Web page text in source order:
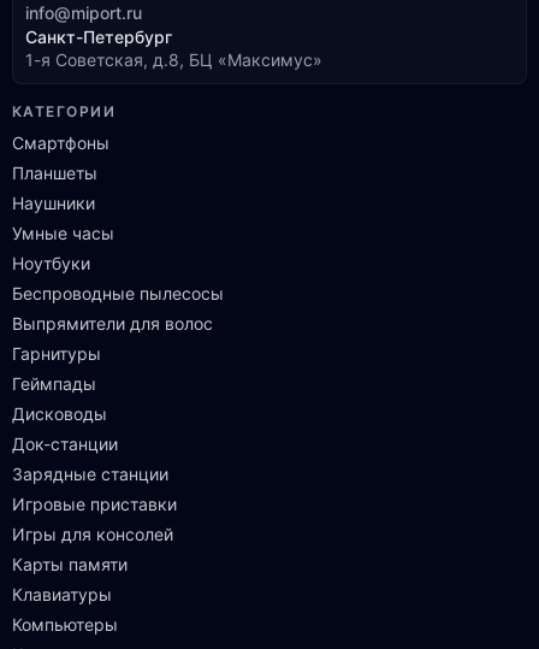
info@miport.ru
Санкт-Петербург
1-я Советская, д.8, БЦ «Максимус»
КАТЕГОРИИ
Смартфоны
Планшеты
Наушники
Умные часы
Ноутбуки
Беспроводные пылесосы
Выпрямители для волос
Гарнитуры
Геймпады
Дисководы
Док-станции
Зарядные станции
Игровые приставки
Игры для консолей
Карты памяти
Клавиатуры
Компьютеры